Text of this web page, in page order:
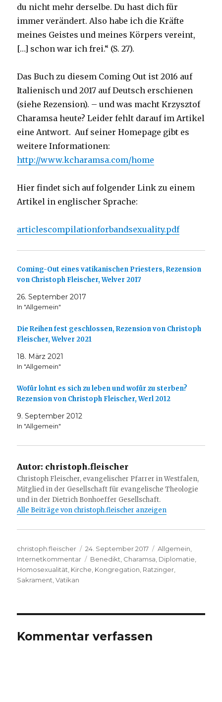
du nicht mehr derselbe. Du hast dich für
immer verändert. Also habe ich die Kräfte
meines Geistes und meines Körpers vereint,
[…] schon war ich frei.“ (S. 27).
Das Buch zu diesem Coming Out ist 2016 auf
Italienisch und 2017 auf Deutsch erschienen
(siehe Rezension). – und was macht Krzysztof
Charamsa heute? Leider fehlt darauf im Artikel
eine Antwort. Auf seiner Homepage gibt es
weitere Informationen:
http://www.kcharamsa.com/home
Hier findet sich auf folgender Link zu einem
Artikel in englischer Sprache:
articlescompilationforbandsexuality.pdf
Coming-Out eines vatikanischen Priesters, Rezension
von Christoph Fleischer, Welver 2017
26. September 2017
In "Allgemein"
Die Reihen fest geschlossen, Rezension von Christoph
Fleischer, Welver 2021
18. März 2021
In "Allgemein"
Wofür lohnt es sich zu leben und wofür zu sterben?
Rezension von Christoph Fleischer, Werl 2012
9. September 2012
In "Allgemein"
Autor: christoph.fleischer
Christoph Fleischer, evangelischer Pfarrer in Westfalen,
Mitglied in der Gesellschaft für evangelische Theologie
und in der Dietrich Bonhoeffer Gesellschaft.
Alle Beiträge von christoph.fleischer anzeigen
Autor
christoph.fleischer
Veröffentlicht
am
24. September 2017 Kategorien
Allgemein
Internetkommentar
Schlagwörter
Benedikt Charamsa Diplomatie
Homosexualität Kirche Kongregation Ratzinger
Sakrament ,Vatikan
Kommentar verfassen